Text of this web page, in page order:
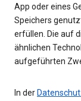
App oder eines
Speichers
erfüllen. Die auf
ähnlichen
aufgeführten
In der